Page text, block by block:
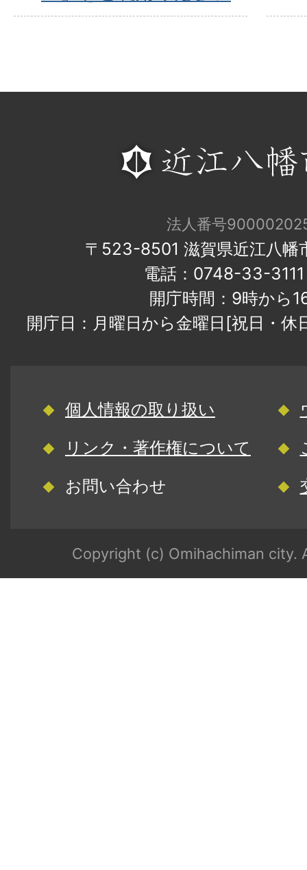
法人番号
〒523-8501 滋賀県近江八幡
電話：0748-33-
開庁時間：9時から
開庁日：月曜日から金曜日[祝日・
個人情報の取り扱い
リンク・著作権について
お問い合わせ
Copyright (c) Omihachiman city.